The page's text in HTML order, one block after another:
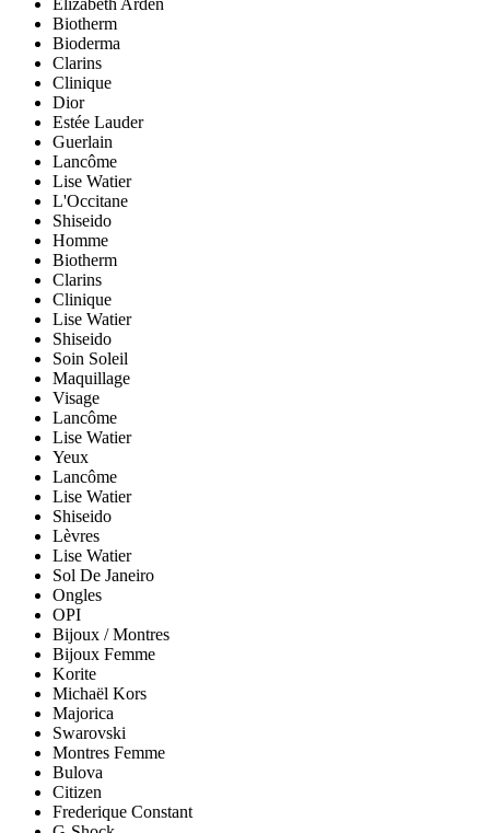
Elizabeth Arden
Biotherm
Bioderma
Clarins
Clinique
Dior
Estée Lauder
Guerlain
Lancôme
Lise Watier
L'Occitane
Shiseido
Homme
Biotherm
Clarins
Clinique
Lise Watier
Shiseido
Soin Soleil
Maquillage
Visage
Lancôme
Lise Watier
Yeux
Lancôme
Lise Watier
Shiseido
Lèvres
Lise Watier
Sol De Janeiro
Ongles
OPI
Bijoux / Montres
Bijoux Femme
Korite
Michaël Kors
Majorica
Swarovski
Montres Femme
Bulova
Citizen
Frederique Constant